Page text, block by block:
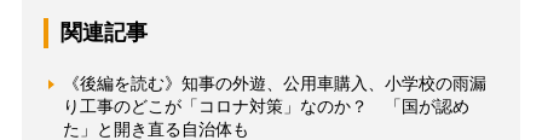
関連記事
《後編を読む》知事の外遊、公用車購入、小学校の雨漏
り工事のどこが「コロナ対策」なのか？ 「国が認め
た」と開き直る自治体も